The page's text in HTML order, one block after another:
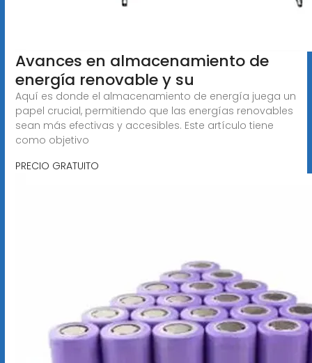
Avances en almacenamiento de
energía renovable y su
Aquí es donde el almacenamiento de energía juega un
papel crucial, permitiendo que las energías renovables
sean más efectivas y accesibles. Este artículo tiene
como objetivo
PRECIO GRATUITO